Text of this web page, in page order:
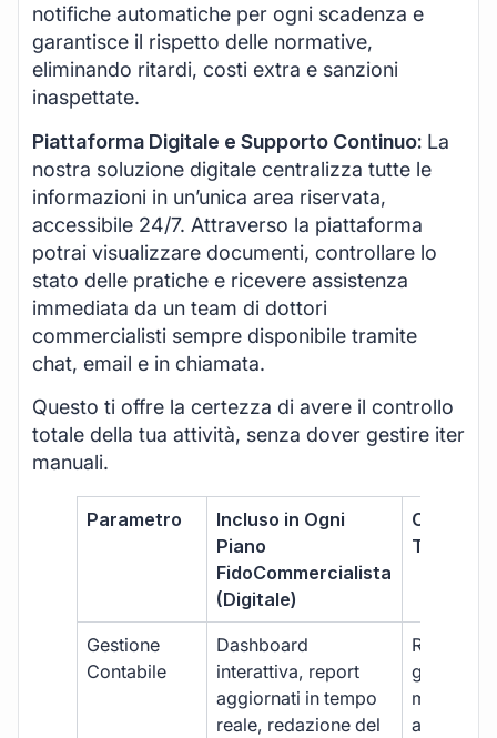
notifiche automatiche per ogni scadenza e
garantisce il rispetto delle normative,
eliminando ritardi, costi extra e sanzioni
inaspettate.
Piattaforma Digitale e Supporto Continuo: La
nostra soluzione digitale centralizza tutte le
informazioni in un’unica area riservata,
accessibile 24/7. Attraverso la piattaforma
potrai visualizzare documenti, controllare lo
stato delle pratiche e ricevere assistenza
immediata da un team di dottori
commercialisti sempre disponibile tramite
chat, email e in chiamata.
Questo ti offre la certezza di avere il controllo
totale della tua attività, senza dover gestire iter
manuali.
Parametro
Incluso in Ogni
Piano
FidoCommercialista
(Digitale)
Gestione
Contabile
Dashboard
interattiva, report
aggiornati in tempo
reale, redazione del
Report
gestione
manuale,